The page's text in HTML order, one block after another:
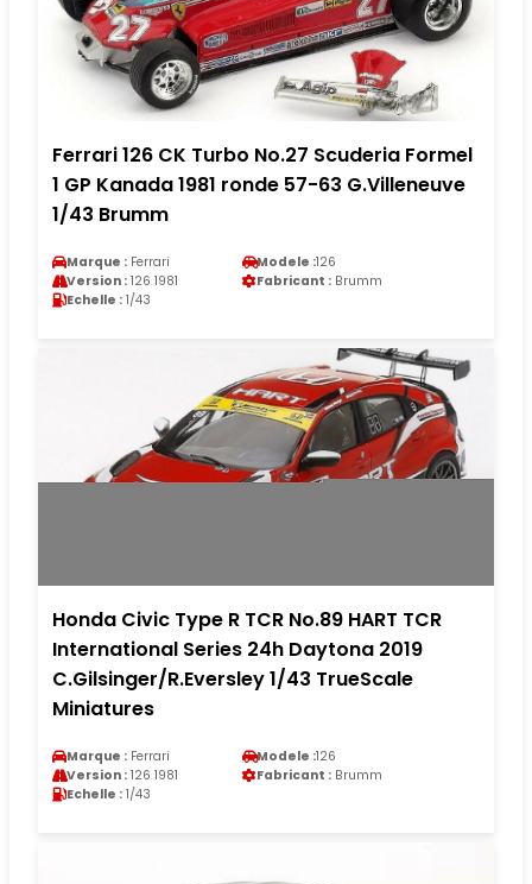
Ferrari 126 CK Turbo No.27 Scuderia Formel
1 GP Kanada 1981 ronde 57-63 G.Villeneuve
1/43 Brumm
Marque : Ferrari Modele :126
Version : 126 1981 Fabricant : Brumm
Echelle : 1/43
Honda Civic Type R TCR No.89 HART TCR
International Series 24h Daytona 2019
C.Gilsinger/R.Eversley 1/43 TrueScale
Miniatures
Marque : Ferrari Modele :126
Version : 126 1981 Fabricant : Brumm
Echelle : 1/43